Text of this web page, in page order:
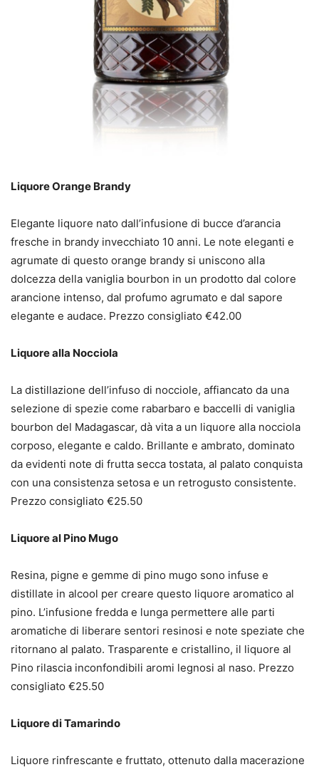
Liquore Orange Brandy
Elegante liquore nato dall’infusione di bucce d’arancia
fresche in brandy invecchiato 10 anni. Le note eleganti e
agrumate di questo orange brandy si uniscono alla
dolcezza della vaniglia bourbon in un prodotto dal colore
arancione intenso, dal profumo agrumato e dal sapore
elegante e audace. Prezzo consigliato €42.00
Liquore alla Nocciola
La distillazione dell’infuso di nocciole, affiancato da una
selezione di spezie come rabarbaro e baccelli di vaniglia
bourbon del Madagascar, dà vita a un liquore alla nocciola
corposo, elegante e caldo. Brillante e ambrato, dominato
da evidenti note di frutta secca tostata, al palato conquista
con una consistenza setosa e un retrogusto consistente.
Prezzo consigliato €25.50
Liquore al Pino Mugo
Resina, pigne e gemme di pino mugo sono infuse e
distillate in alcool per creare questo liquore aromatico al
pino. L’infusione fredda e lunga permettere alle parti
aromatiche di liberare sentori resinosi e note speziate che
ritornano al palato. Trasparente e cristallino, il liquore al
Pino rilascia inconfondibili aromi legnosi al naso. Prezzo
consigliato €25.50
Liquore di Tamarindo
Liquore rinfrescante e fruttato, ottenuto dalla macerazione